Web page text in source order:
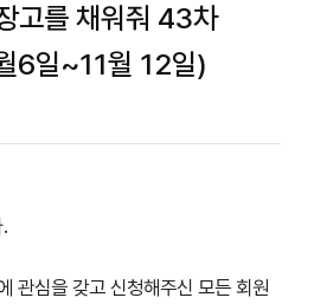
고를 채워줘 43차
6일~11월 12일)
관심을 갖고 신청해주신 모든 회원